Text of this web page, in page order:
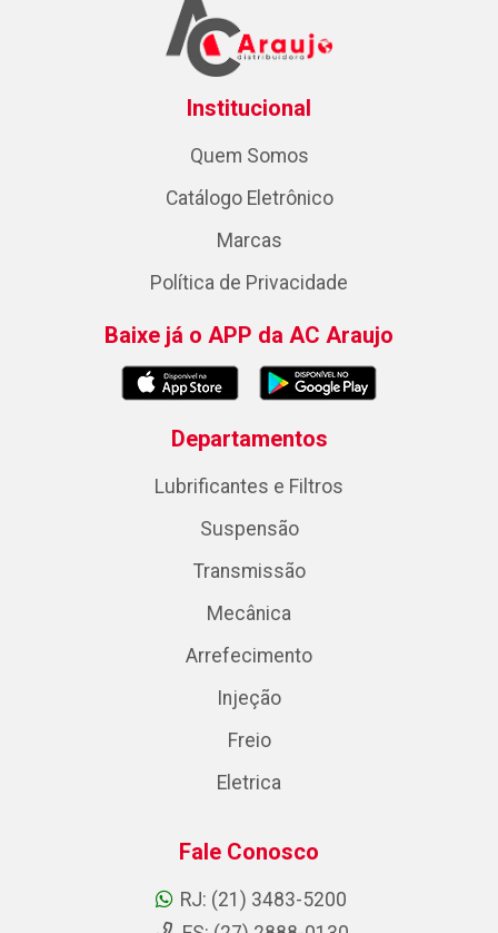
Institucional
Quem Somos
Catálogo Eletrônico
Marcas
Política de Privacidade
Baixe já o APP da AC Araujo
Departamentos
Lubrificantes e Filtros
Suspensão
Transmissão
Mecânica
Arrefecimento
Injeção
Freio
Eletrica
Fale Conosco
RJ: (21) 3483-5200